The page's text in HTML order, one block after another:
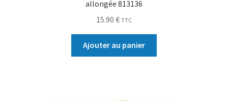
allongée 813136
15.90 € TTC
Ajouter au panier